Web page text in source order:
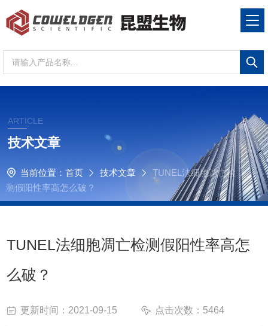
ARTICLE
技术文章
当前位置： 首页 技术文章
TUNEL法细胞凋亡检
测假阳性率高怎么破？
TUNEL法细胞凋亡检测假阳性率高怎
么破？
更新时间：2021-09-15 点击次数：5464